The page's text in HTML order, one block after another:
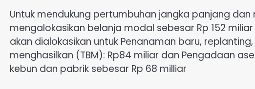
Untuk mendukung pertumbuhan jangka panjang
mengalokasikan belanja modal sebesar Rp 152
akan dialokasikan untuk Penanaman baru,
menghasilkan (TBM): Rp84 miliar dan Pengadaan
kebun dan pabrik sebesar Rp 68 milliar